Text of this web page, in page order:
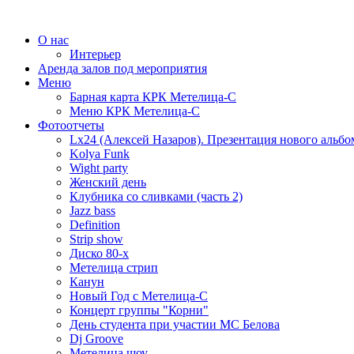
О нас
Интерьер
Аренда залов под мероприятия
Меню
Барная карта КРК Метелица-С
Меню КРК Метелица-С
Фотоотчеты
Lx24 (Алексей Назаров). Презентация нового
Kolya Funk
Wight party
Женский день
Клубника со сливками (часть 2)
Jazz bass
Definition
Strip show
Диско 80-х
Метелица стрип
Канун
Новый Год с Метелица-С
Концерт группы "Корни"
День студента при участии МС Белова
Dj Groove